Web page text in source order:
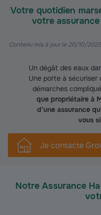
Votre quotidien
votre
Contenu mis à jour le 20/10/2025
Un dégât des eaux
Une porte à sécuriser
démarches
que propriétaire à
d’une assurance
vous
Je contacte
Notre Assurance